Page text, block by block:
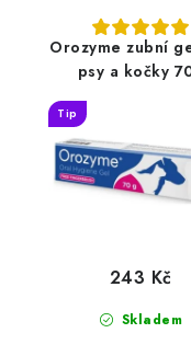
Orozyme zubní
psy a kočky
Tip
Skladem
243 Kč